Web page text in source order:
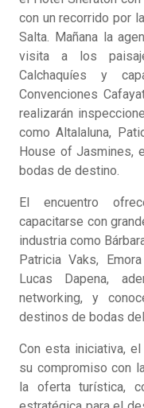
con un recorrido por
Salta. Mañana la
visita a los
Calchaquíes y
Convenciones
realizarán
como Altalaluna,
House of Jasmines,
bodas de destino.
El encuentro
capacitarse con
industria como
Patricia Vaks,
Lucas Dapena,
networking, y
destinos de bodas
Con esta iniciativa,
su compromiso con
la oferta turística,